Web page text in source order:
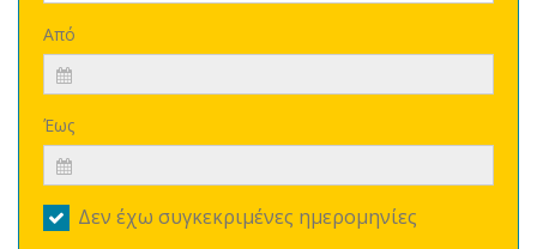
Από
Έως
Δεν έχω συγκεκριμένες ημερομηνίες